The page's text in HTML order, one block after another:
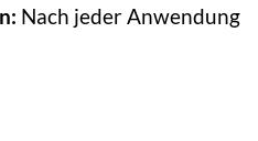
Nach jeder Anwendung